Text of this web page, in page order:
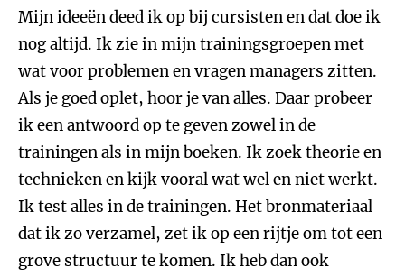
Mijn ideeën deed ik op bij cursisten en dat doe ik
nog altijd. Ik zie in mijn trainingsgroepen met
wat voor problemen en vragen managers zitten.
Als je goed oplet, hoor je van alles. Daar probeer
ik een antwoord op te geven zowel in de
trainingen als in mijn boeken. Ik zoek theorie en
technieken en kijk vooral wat wel en niet werkt.
Ik test alles in de trainingen. Het bronmateriaal
dat ik zo verzamel, zet ik op een rijtje om tot een
grove structuur te komen. Ik heb dan ook